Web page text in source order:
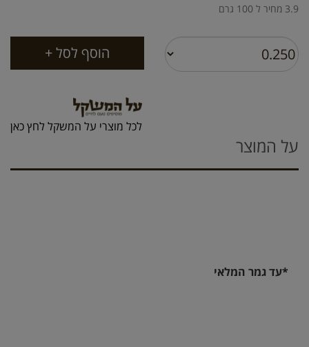
3.9 מחיר ל 100 גרם
לכל מוצרי על המשקל לחץ כאן
על המוצר
*עד גמר המלאי